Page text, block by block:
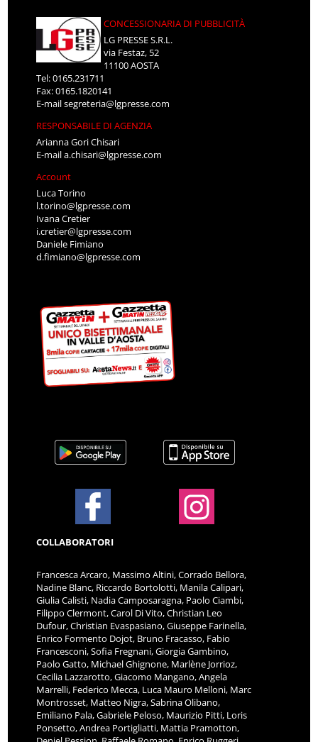
CONCESSIONARIA DI PUBBLICITÀ
LG PRESSE S.R.L.
via Festaz, 52
11100 AOSTA
Tel: 0165.231711
Fax: 0165.1820141
E-mailsegreteria@lgpresse.com
RESPONSABILE DI AGENZIA
Arianna Gori Chisari
E-maila.chisari@lgpresse.com
Account
Luca Torino
l.torino@lgpresse.com
Ivana Cretier
i.cretier@lgpresse.com
Daniele Fimiano
d.fimiano@lgpresse.com
COLLABORATORI
Francesca Arcaro, Massimo Altini, Corrado Bellora,
Nadine Blanc, Riccardo Bortolotti, Manila Calipari,
Giulia Calisti, Nadia Camposaragna, Paolo Ciambi,
Filippo Clermont, Carol Di Vito, Christian Leo
Dufour, Christian Evaspasiano, Giuseppe Farinella,
Enrico Formento Dojot, Bruno Fracasso, Fabio
Francesconi, Sofia Fregnani, Giorgia Gambino,
Paolo Gatto, Michael Ghignone, Marlène Jorrioz,
Cecilia Lazzarotto, Giacomo Mangano, Angela
Marrelli, Federico Mecca, Luca Mauro Melloni, Marc
Montrosset, Matteo Nigra, Sabrina Olibano,
Emiliano Pala, Gabriele Peloso, Maurizio Pitti, Loris
Ponsetto, Andrea Portigliatti, Mattia Pramotton,